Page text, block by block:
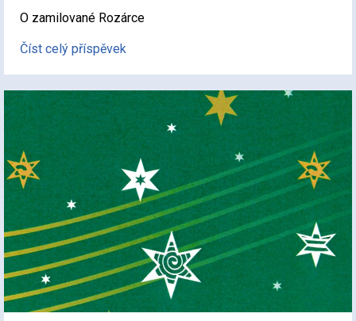
O zamilované Rozárce
Číst celý příspěvek